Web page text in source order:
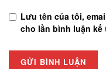
Lưu tên của tôi,
cho lần bình luận kế